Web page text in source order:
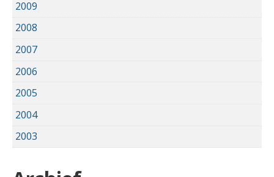
2009
2008
2007
2006
2005
2004
2003